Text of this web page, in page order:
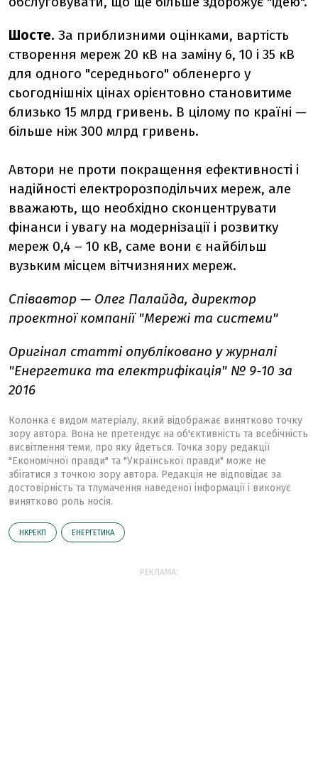
Шосте. За приблизними оцінками, вартість
створення мереж 20 кВ на заміну 6, 10 і 35 кВ
для одного "середнього" обленерго у
сьогоднішніх цінах орієнтовно становитиме
близько 15 млрд гривень. В цілому по країні —
більше ніж 300 млрд гривень.
Автори не проти покращення ефективності і
надійності електророзподільчих мереж, але
вважають, що необхідно сконцентрувати
фінанси і увагу на модернізації і розвитку
мереж 0,4 – 10 кВ, саме вони є найбільш
вузьким місцем вітчизняних мереж.
Співавтор — Олег Палайда, директор
проектної компанії "Мережі та системи"
Оригінал статті опубліковано у журналі
"Енергетика та електрифікація" № 9-10 за
2016
Колонка є видом матеріалу, який відображає винятково точку
зору автора. Вона не претендує на об'єктивність та всебічність
висвітлення теми, про яку йдеться. Точка зору редакції
"Економічної правди" та "Української правди" може не
збігатися з точкою зору автора. Редакція не відповідає за
достовірність та тлумачення наведеної інформації і виконує
винятково роль носія.
НКРЕКП ЕНЕРГЕТИКА
РЕКЛАМА: